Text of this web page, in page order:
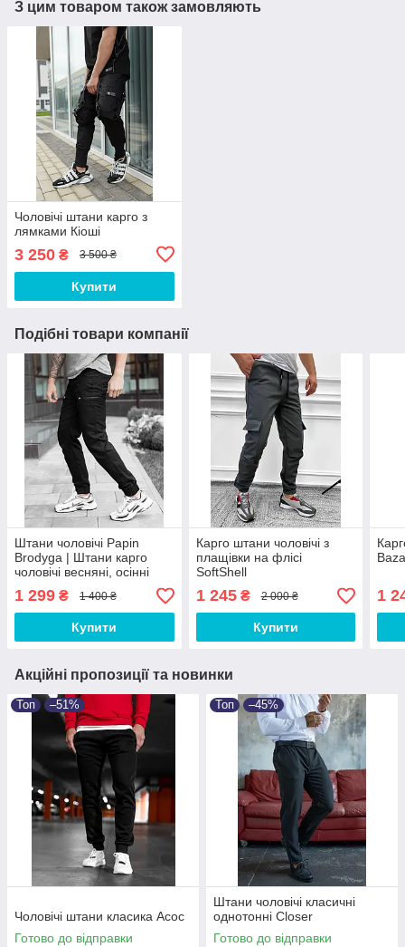
З цим товаром також замовляють
Чоловічі штани карго з
лямками Кіоші
3 250 ₴ 3 500 ₴
Купити
Подібні товари компанії
Штани чоловічі Papin
Brodyga | Штани карго
чоловічі весняні, осінні
1 299 ₴ 1 400 ₴
Купити
Карго штани чоловічі з
плащівки на флісі
SoftShell
1 245₴ 2 000 ₴
Купити
1
Акційні пропозиції та новинки
Топ –51%
Чоловічі штани класика Асос
Готово до відправки
Топ –45%
Штани чоловічі класичні
однотонні Closer
Готово до відправки